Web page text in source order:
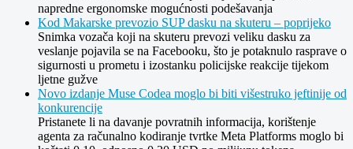
napredne ergonomske mogućnosti podešavanja
Kod Makarske prevozio SUP dasku na skuteru – poprijeko
Snimka vozača koji na skuteru prevozi veliku dasku za
veslanje pojavila se na Facebooku, što je potaknulo rasprave o
sigurnosti u prometu i izostanku policijske reakcije tijekom
ljetne gužve
Novo izdanje Muse Codea moglo bi biti višestruko jeftinije od
konkurencije
Pristanete li na davanje povratnih informacija, korištenje
agenta za računalno kodiranje tvrtke Meta Platforms moglo bi